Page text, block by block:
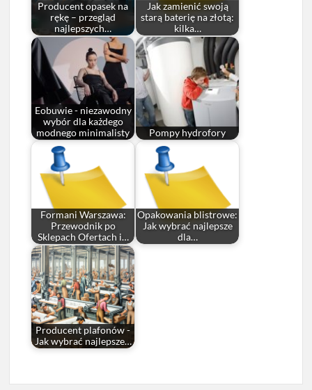
Producent opasek na
rękę – przegląd
najlepszych…
Jak zamienić swoją
starą baterię na złotą:
kilka…
Eobuwie - niezawodny
wybór dla każdego
modnego minimalisty
Pompy hydrofory
Formani Warszawa:
Przewodnik po
Sklepach Ofertach i…
Opakowania blistrowe:
Jak wybrać najlepsze
dla…
Producent plafonów -
Jak wybrać najlepsze…